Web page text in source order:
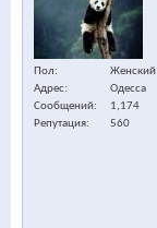
Пол
Женский
Адрес
Одесса
Сообщений
1,174
Репутация
560